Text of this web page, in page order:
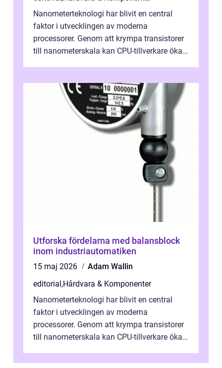
Nanometerteknologi har blivit en central
faktor i utvecklingen av moderna
processorer. Genom att krympa transistorer
till nanometerskala kan CPU-tillverkare öka
Utforska fördelarna med balansblock
inom industriautomatiken
15 maj 2026
Adam Wallin
editorial,Hårdvara & Komponenter
Nanometerteknologi har blivit en central
faktor i utvecklingen av moderna
processorer. Genom att krympa transistorer
till nanometerskala kan CPU-tillverkare öka